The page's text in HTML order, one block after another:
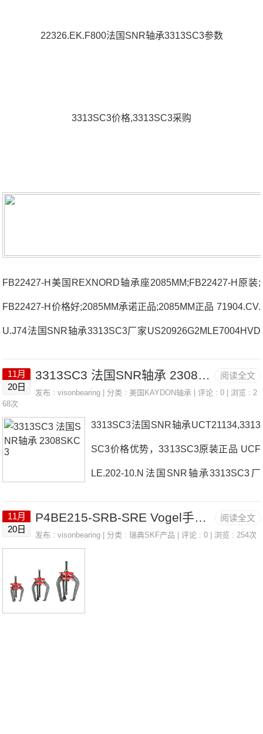
22326.EK.F800法国SNR轴承3313SC3参数
3313SC3价格,3313SC3采购
FB22427-H美国REXNORD轴承座2085MM;FB22427-H原装;
FB22427-H价格好;2085MM承诺正品;2085MM正品 71904.CV.
U.J74法国SNR轴承3313SC3厂家US20926G2MLE7004HVD
国SNR轴承3313SC3参数3313SC3价格,3313SC3采购 热销
型号推荐：3313SC3，FB22427-H RK6-37E1Z，P4BE215-
SRB-SRE热销品牌推荐：FS30971918.HVQ16J843313SC33
313SC3价格,3313SC3采购3313SC3价格,3313SC3采购N3
阅读全文
11月
20日
3313SC3 法国SNR轴承 2308SKC3
发布 :visonbearing | 分类 :美国KAYDON轴承 | 评论 : 0 | 浏览 : 2
68次
3313SC3法国SNR轴承UCT21134,3313
SC3价格优势，3313SC3原装正品 UCF
LE.202-10.N法国SNR轴承3313SC3厂
3313SC3价格5305SNR23244.EMW33
阅读全文
11月
20日
P4BE215-SRB-SRE Vogel手动润滑 LINCOLN 223-14244-7
发布 :visonbearing | 分类 :瑞典SKF产品 | 评论 : 0 | 浏览 : 254次